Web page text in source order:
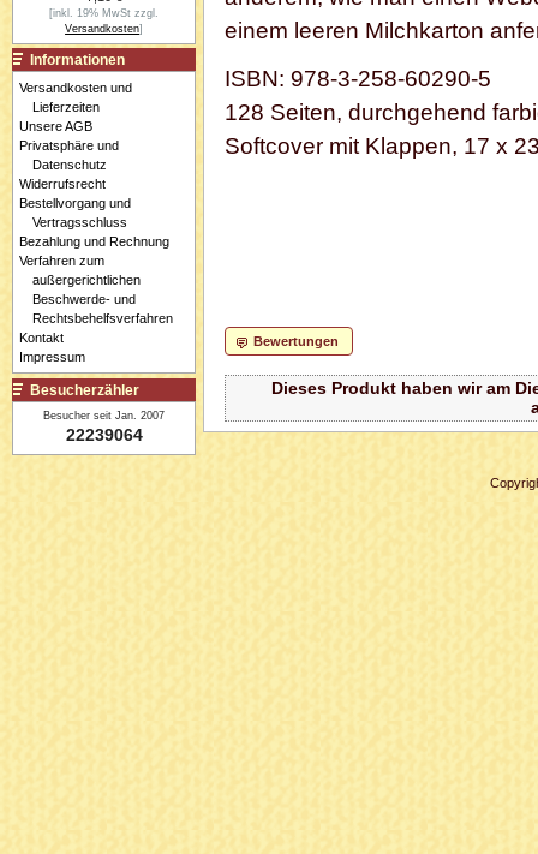
einem leeren Milchkarton
ISBN: 978-3-258-60290-5
128 Seiten, durchgehend
Softcover mit Klappen, 17 x
Bewertungen
Dieses Produkt haben wir am
[inkl. 19% MwSt zzgl.
Versandkosten]
Informationen
Versandkosten und
Lieferzeiten
Unsere AGB
Privatsphäre und
Datenschutz
Widerrufsrecht
Bestellvorgang und
Vertragsschluss
Bezahlung und Rechnung
Verfahren zum
außergerichtlichen
Beschwerde- und
Rechtsbehelfsverfahren
Kontakt
Impressum
Besucherzähler
Besucher seit Jan. 2007
22239064